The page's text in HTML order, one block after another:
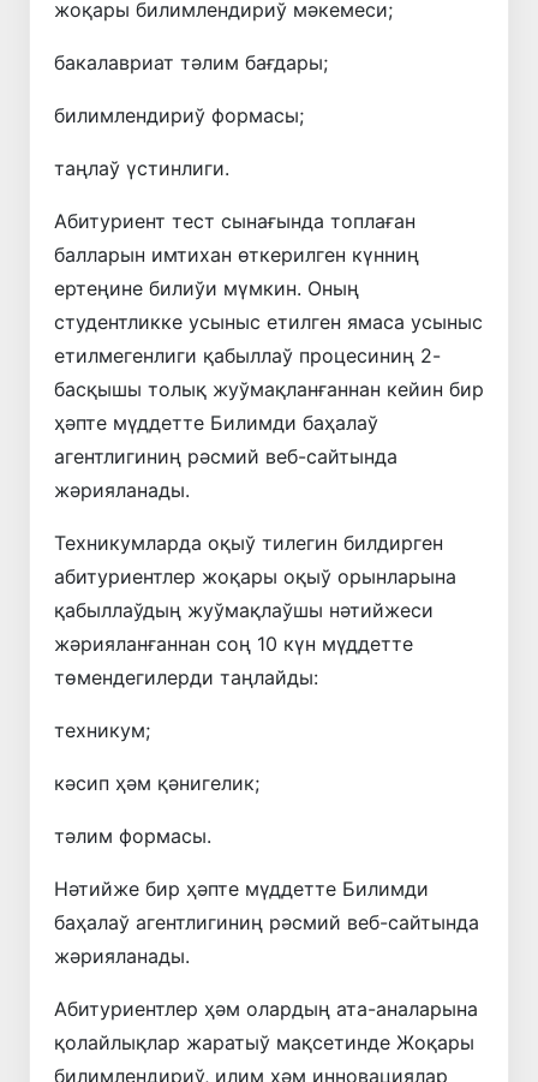
жоқары билимлендириў мәкемеси;
бакалавриат тәлим бағдары;
билимлендириў формасы;
таңлаў үстинлиги.
Абитуриент тест сынағында топлаған
балларын имтихан өткерилген күнниң
ертеңине билиўи мүмкин. Оның
студентликке усыныс етилген ямаса усыныс
етилмегенлиги қабыллаў процесиниң 2-
басқышы толық жуўмақланғаннан кейин бир
ҳәпте мүддетте Билимди баҳалаў
агентлигиниң рәсмий веб-сайтында
жәрияланады.
Техникумларда оқыў тилегин билдирген
абитуриентлер жоқары оқыў орынларына
қабыллаўдың жуўмақлаўшы нәтийжеси
жәрияланғаннан соң 10 күн мүддетте
төмендегилерди таңлайды:
техникум;
кәсип ҳәм қәнигелик;
тәлим формасы.
Нәтийже бир ҳәпте мүддетте Билимди
баҳалаў агентлигиниң рәсмий веб-сайтында
жәрияланады.
Абитуриентлер ҳәм олардың ата-аналарына
қолайлықлар жаратыў мақсетинде Жоқары
билимлендириў, илим ҳәм инновациялар